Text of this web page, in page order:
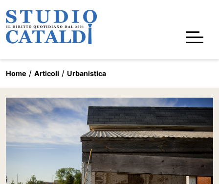
Home Articoli Urbanistica